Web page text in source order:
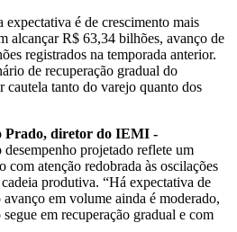
expectativa é de crescimento mais
alcançar R$ 63,34 bilhões, avanço de
registrados na temporada anterior.
de recuperação gradual do
cautela tanto do varejo quanto dos
Prado, diretor do IEMI -
desempenho projetado reflete um
com atenção redobrada às oscilações
produtiva. “Há expectativa de
em volume ainda é moderado,
em recuperação gradual e com